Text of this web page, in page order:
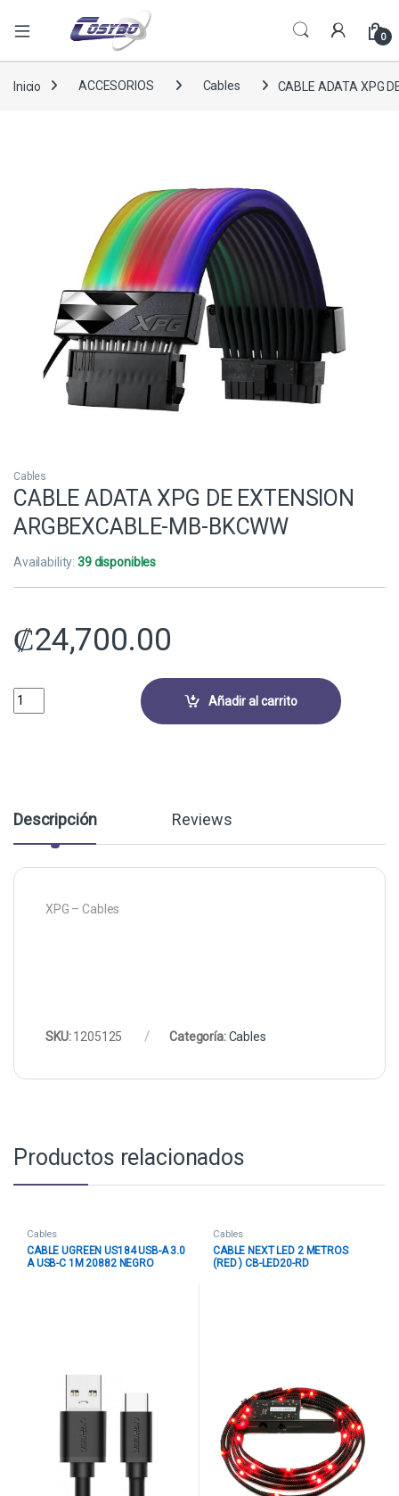
0
Inicio ACCESORIOS Cables CABLE ADATA XPG
Cables
CABLE ADATA XPG DE EXTENSION
ARGBEXCABLE-MB-BKCWW
Availability:39 disponibles
₡24,700.00
CABLE ADATA XPG DE EXTENSION ARGBEXCABLE-MB-BKCWW
Añadir al carrito
Descripción Reviews
XPG – Cables
SKU:1205125 Categoría:Cables
Productos relacionados
Cables
CABLE UGREEN US184 USB-A 3.0
A USB-C 1M 20882 NEGRO
Cables
CABLE NEXT LED 2 METROS
(RED ) CB-LED20-RD